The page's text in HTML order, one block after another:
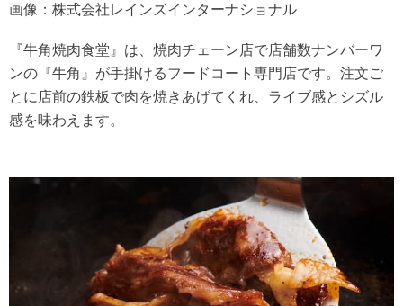
画像：株式会社レインズインターナショナル
『牛角焼肉食堂』は、焼肉チェーン店で店舗数ナンバーワ
ンの『牛角』が手掛けるフードコート専門店です。注文ご
とに店前の鉄板で肉を焼きあげてくれ、ライブ感とシズル
感を味わえます。